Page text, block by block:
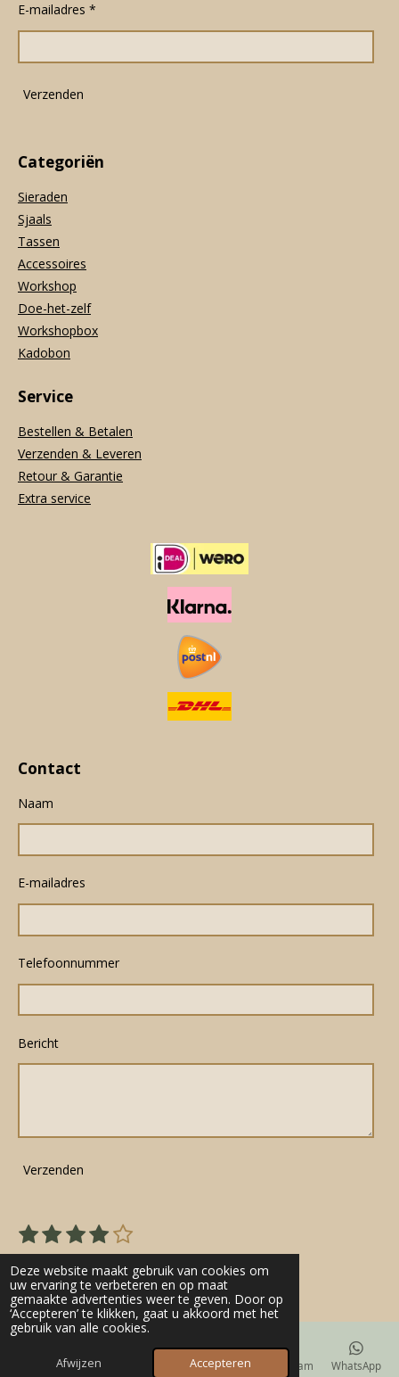
Deze website maakt gebruik van cookies om
uw ervaring te verbeteren en op maat
gemaakte advertenties weer te geven. Door op
‘Accepteren’ te klikken, gaat u akkoord met het
gebruik van alle cookies.
Afwijzen Accepteren
b
o
k
a
g
a
m
A
p
E-mailadres *
Verzenden
Categoriën
Sieraden
Sjaals
Tassen
Accessoires
Workshop
Doe-het-zelf
Workshopbox
Kadobon
Service
Bestellen & Betalen
Verzenden & Leveren
Retour & Garantie
Extra service
Contact
Naam
E-mailadres
Telefoonnummer
Bericht
Verzenden
R
a
t
i
n
1
s
t
e
r
2
s
t
e
r
r
3
s
t
e
r
r
e
4
s
t
e
r
r
e
5
s
t
e
r
r
S
e
m
m
e
n
22 stemmen
E-mailadres Telefoonnummer Kaart Instagram WhatsApp